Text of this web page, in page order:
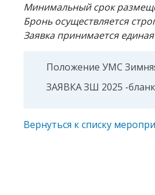
Минимальный срок
Бронь осуществляется
Заявка принимается
Положение УМС
ЗАЯВКА ЗШ 2025 -
Вернуться к списку